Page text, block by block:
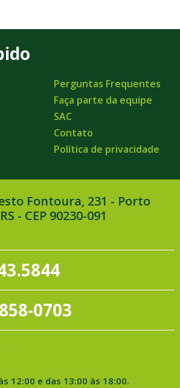
Perguntas Frequentes
Faça parte da equipe
SAC
Contato
Política de privacidade
Fontoura, 231 - Porto
- CEP 90230-091
0703
12:00 e das 13:00 às 18:00.